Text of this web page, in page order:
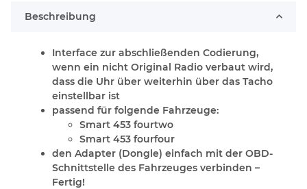
Beschreibung
Interface zur abschließenden Codierung,
wenn ein nicht Original Radio verbaut wird,
dass die Uhr über weiterhin über das Tacho
einstellbar ist
passend für folgende Fahrzeuge:
Smart 453 fourtwo
Smart 453 fourfour
den Adapter (Dongle) einfach mit der OBD-
Schnittstelle des Fahrzeuges verbinden –
Fertig!